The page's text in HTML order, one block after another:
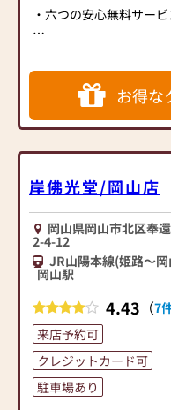
専用駐車場の位置が分か
い場合は、係の者がご案
NewStyle仏壇奉還町店
40本の家具調仏壇を展
おり、
岡山店の１F～3Fのお仏
わせると約80本のお仏
示しています。お仏壇、
具、位牌など最新のお品
多く取り入れ、
おります。
◆【仏壇】
広島の府中、北海道の旭
徳島そして静岡など
日本製New Style仏壇を
・六つの安心無料サービ
養」（お仏壇ご購入者
②御位牌の文字彫り（御
ご購入者の方）
③専門家によるご安置
⑥県内・近県配達無料
お仏壇、仏具、線香、
志、神棚といった多様な
を取り揃えております。
といった休憩スペースを
え、ご家族で訪問しやす
境を作っています。
お得な
岸佛光堂/岡山店
岡山県岡山市北区奉
2-4-12
JR山陽本線(姫路～岡
岡山駅
4.43 （7
来店予約可
クレジットカード可
駐車場あり